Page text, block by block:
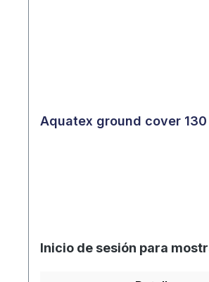
Aquatex ground cover 130
Inicio de sesión para